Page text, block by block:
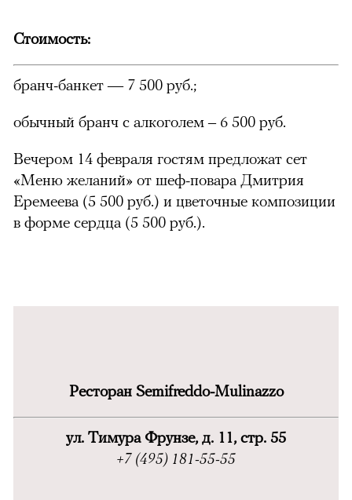
Стоимость:
бранч-банкет — 7 500 руб.;
обычный бранч с алкоголем – 6 500 руб.
Вечером 14 февраля гостям предложат сет
«Меню желаний» от шеф-повара Дмитрия
Еремеева (5 500 руб.) и цветочные композиции
в форме сердца (5 500 руб.).
Ресторан Semifreddo-Mulinazzo
ул. Тимура Фрунзе, д. 11, стр. 55
+7 (495) 181-55-55